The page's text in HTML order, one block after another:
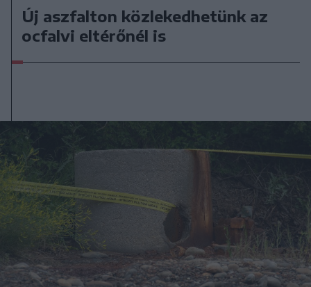
Új aszfalton közlekedhetünk az
ocfalvi eltérőnél is